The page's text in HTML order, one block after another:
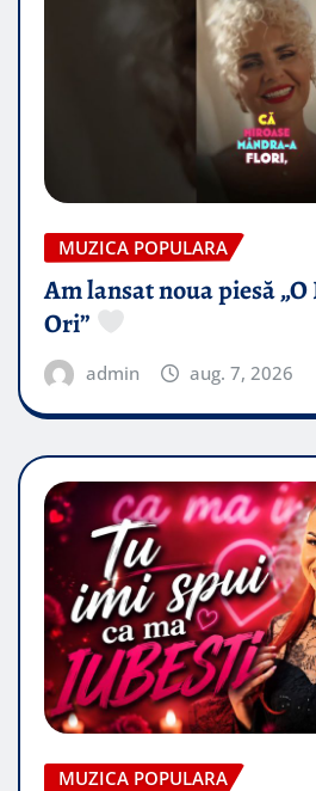
MUZICA POPULARA
Am lansat noua piesă
Ori”
admin aug. 7, 2026
MUZICA POPULARA